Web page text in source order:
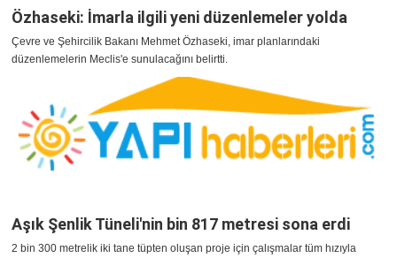
Özhaseki: İmarla ilgili yeni düzenlemeler yolda
Çevre ve Şehircilik Bakanı Mehmet Özhaseki, imar planlarındaki
düzenlemelerin Meclis'e sunulacağını belirtti.
Aşık Şenlik Tüneli'nin bin 817 metresi sona erdi
2 bin 300 metrelik iki tane tüpten oluşan proje için çalışmalar tüm hızıyla